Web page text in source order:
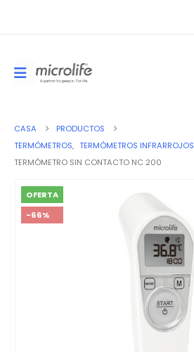
CASA
PRODUCTOS
TERMÓMETROS, TERMÓMETROS INFRARROJOS
TERMÓMETRO SIN CONTACTO NC 200
OFERTA
-66%